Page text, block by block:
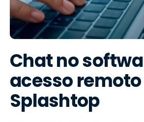
Chat no
acesso
Splashtop